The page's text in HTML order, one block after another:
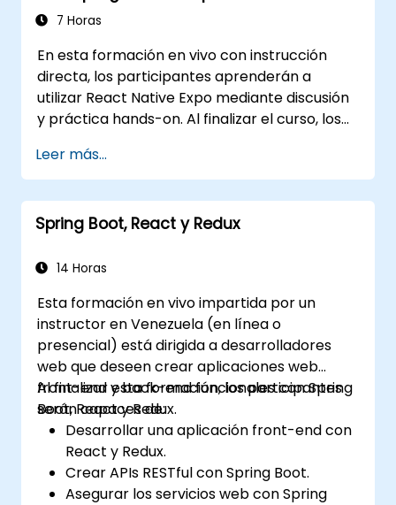
Native7 Horas
En esta formación en vivo con instrucción
directa, los participantes aprenderán a
utilizar React Native Expo mediante discusión
y práctica hands-on. Al finalizar el curso, los
crear e implementar su propia aplicación de
React Native utilizando React Native Expo.
Leer más...
Spring Boot, React y Redux
14 Horas
Esta formación en vivo impartida por un
instructor en Venezuela (en línea o
presencial) está dirigida a desarrolladores
web que deseen crear aplicaciones web
front-end y back-end funcionales con Spring
Boot, React y Redux.
Al finalizar esta formación, los participantes
serán capaces de:
Desarrollar una aplicación front-end con
React y Redux.
Crear APIs RESTful con Spring Boot.
Asegurar los servicios web con Spring